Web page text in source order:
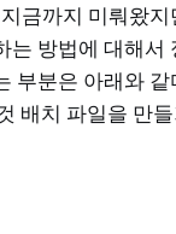
금까지 미뤄왔지
는 방법에 대해서
부분은 아래와 같
배치 파일을 만